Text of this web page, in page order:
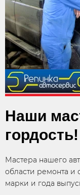
Наши
гордость!
Мастера нашего
области ремонта
марки и года